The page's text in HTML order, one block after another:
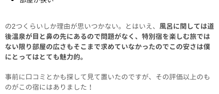
の2つくらいしか理由が思いつかない。とはいえ、 風呂に関しては道
後温泉が目と鼻の先にあるので問題がなく、特別宿を楽しむ旅では
ない限り部屋の広さもそこまで求めていなかったのでこの安さは僕
にとってはとても魅力的。
事前に口コミとかも探して見て置いたのですが、その評価以上のも
のがこの宿にはありました！